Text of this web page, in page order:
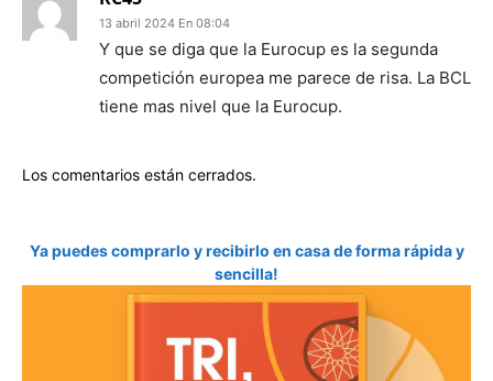
13 abril 2024 En 08:04
Y que se diga que la Eurocup es la segunda
competición europea me parece de risa. La BCL
tiene mas nivel que la Eurocup.
Los comentarios están cerrados.
Ya puedes comprarlo y recibirlo en casa de forma rápida y
sencilla!